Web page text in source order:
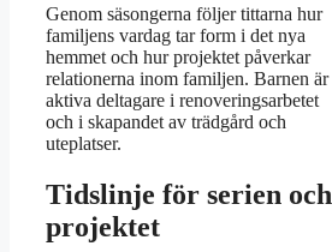
Genom säsongerna följer tittarna hur
familjens vardag tar form i det nya
hemmet och hur projektet påverkar
relationerna inom familjen. Barnen är
aktiva deltagare i renoveringsarbetet
och i skapandet av trädgård och
uteplatser.
Tidslinje för serien och
projektet